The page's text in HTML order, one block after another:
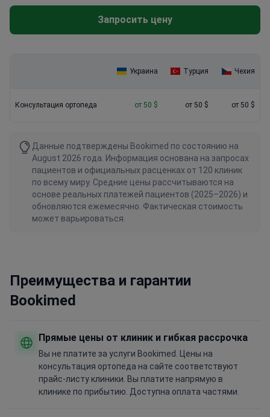
knee and hip arthroplasty. Large facilities often provide more
diagnostic options on-site, such as X-ray operating rooms. This
helps avoid extra travel costs for separate imaging tests after
Запросить цену
Украина Турция Чехия
Консультация ортопеда от 50 $ от 50 $ от 50 $
Данные подтверждены Bookimed по состоянию на
August 2026 года. Информация основана на запросах
пациентов и официальных расценках от 120 клиник
по всему миру. Средние цены рассчитываются на
основе реальных платежей пациентов (2025–2026) и
обновляются ежемесячно. Фактическая стоимость
может варьироваться.
Преимущества и гарантии
Bookimed
Прямые цены от клиник и гибкая рассрочка
Вы не платите за услуги Bookimed. Цены на
консультация ортопеда на сайте соответствуют
прайс-листу клиники. Вы платите напрямую в
клинике по прибытию. Доступна оплата частями.